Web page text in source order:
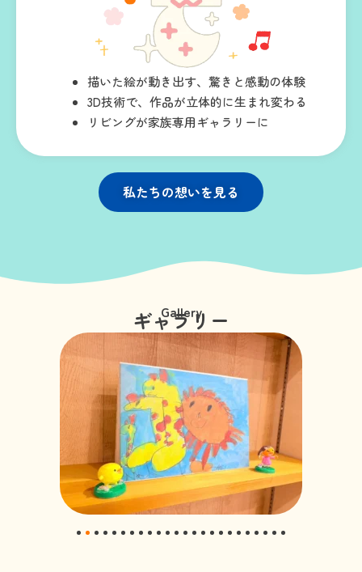
描いた絵が動き出す、驚きと感動の体験
3D技術で、作品が立体的に生まれ変わる
リビングが家族専用ギャラリーに
私たちの想いを見る
Gallery
ギャラリー